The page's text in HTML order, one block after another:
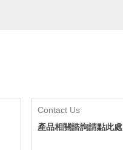
Contact Us
產品相關諮詢請點此處